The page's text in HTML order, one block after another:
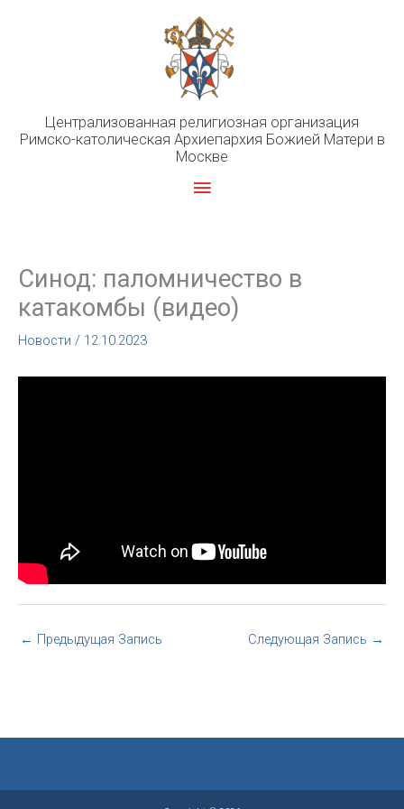
Централизованная религиозная организация
Римско-католическая Архиепархия Божией Матери в
Москве
Главное
Синод: паломничество в
катакомбы (видео)
Новости / 12.10.2023
← Предыдущая Запись Следующая Запись →